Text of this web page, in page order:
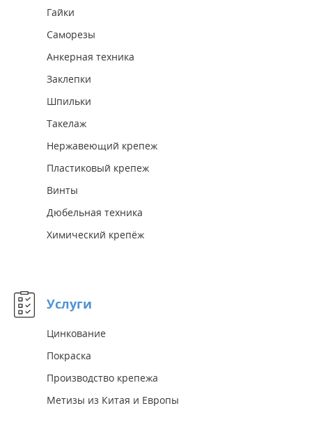
Гайки
Саморезы
Анкерная техника
Заклепки
Шпильки
Такелаж
Нержавеющий крепеж
Пластиковый крепеж
Винты
Дюбельная техника
Химический крепёж
Услуги
Цинкование
Покраска
Производство крепежа
Метизы из Китая и Европы